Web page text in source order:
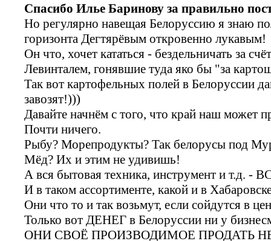
Спасибо Илье Баринову за правильно
Но регулярно навещая Белоруссию я знаю
горизонта Дегтярёвым откровенно лукавым!
Он что, хочет кататься - бездельничать за
Левинталем, гонявшие туда яко бы "за
Так вот картофельных полей в Белоруссии
завозят!)))
Давайте начнём с того, что край наш может
Почти ничего.
Рыбу? Морепродукты? Так белорусы под
Мёд? Их и этим не удивишь!
А вся бытовая техника, инструмент и т.д. -
И в таком ассортименте, какой и в
Они что то и так возьмут, если сойдутся в
Только вот ДЕНЕГ в Белоруссии ни у
ОНИ СВОЁ ПРОИЗВОДИМОЕ ПРОДАТЬ